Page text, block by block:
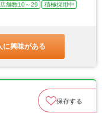
店舗数10～29
積極採用中
に興味がある
保存する